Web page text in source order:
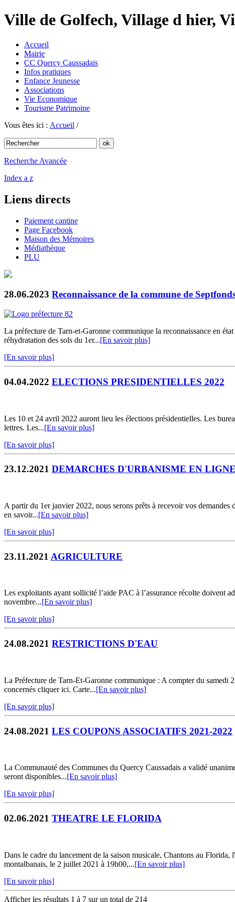
Ville de Golfech, Village d hier,
Accueil
Mairie
CC Quercy Caussadais
Infos pratiques
Enfance Jeunesse
Associations
Vie Economique
Tourisme Patrimoine
Vous êtes ici : Accueil /
Recherche Avancée
Index a z
Liens directs
Paiement cantine
Page Facebook
Maison des Mémoires
Médiathèque
PLU
28.06.2023 Reconnaissance de la commune de
La préfecture de Tarn-et-Garonne communique la reconnaissance en
réhydratation des sols du 1er...[En savoir plus]
[En savoir plus]
04.04.2022 ELECTIONS PRESIDENTIELLES 2022
Les 10 et 24 avril 2022 auront lieu les élections présidentielles. Les
lettres. Les...[En savoir plus]
[En savoir plus]
23.12.2021 DEMARCHES D'URBANISME EN LIGNE
A partir du 1er janvier 2022, nous serons prêts à recevoir vos
en savoir...[En savoir plus]
[En savoir plus]
23.11.2021 AGRICULTURE
Les exploitants ayant sollicité l’aide PAC à l’assurance récolte doivent
novembre...[En savoir plus]
[En savoir plus]
24.08.2021 RESTRICTIONS D'EAU
La Préfecture de Tarn-Et-Garonne communique : A compter du samedi
concernés cliquer ici. Carte...[En savoir plus]
[En savoir plus]
24.08.2021 LES COUPONS ASSOCIATIFS 2021-2022
La Communauté des Communes du Quercy Caussadais a validé
seront disponibles...[En savoir plus]
[En savoir plus]
02.06.2021 THEATRE LE FLORIDA
Dans le cadre du lancement de la saison musicale, Chantons au
montalbanais, le 2 juillet 2021 à 19h00,...[En savoir plus]
[En savoir plus]
Afficher les résultats 1 à 7 sur un total de 214